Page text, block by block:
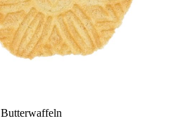
Butterwaffeln